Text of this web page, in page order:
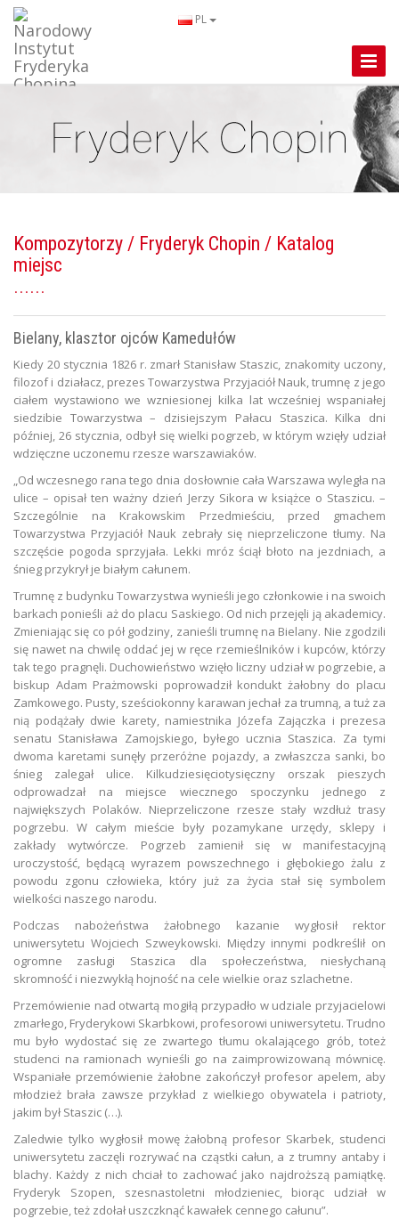
PL
Toggle
Kompozytorzy / Fryderyk Chopin / Katalog
miejsc
Bielany, klasztor ojców Kamedułów
Kiedy 20 stycznia 1826 r. zmarł Stanisław Staszic, znakomity uczony,
filozof i działacz, prezes Towarzystwa Przyjaciół Nauk, trumnę z jego
ciałem wystawiono we wzniesionej kilka lat wcześniej wspaniałej
siedzibie Towarzystwa – dzisiejszym Pałacu Staszica. Kilka dni
później, 26 stycznia, odbył się wielki pogrzeb, w którym wzięły udział
wdzięczne uczonemu rzesze warszawiaków.
„Od wczesnego rana tego dnia dosłownie cała Warszawa wyległa na
ulice – opisał ten ważny dzień Jerzy Sikora w książce o Staszicu. –
Szczególnie na Krakowskim Przedmieściu, przed gmachem
Towarzystwa Przyjaciół Nauk zebrały się nieprzeliczone tłumy. Na
szczęście pogoda sprzyjała. Lekki mróz ściął błoto na jezdniach, a
śnieg przykrył je białym całunem.
Trumnę z budynku Towarzystwa wynieśli jego członkowie i na swoich
barkach ponieśli aż do placu Saskiego. Od nich przejęli ją akademicy.
Zmieniając się co pół godziny, zanieśli trumnę na Bielany. Nie zgodzili
się nawet na chwilę oddać jej w ręce rzemieślników i kupców, którzy
tak tego pragnęli. Duchowieństwo wzięło liczny udział w pogrzebie, a
biskup Adam Prażmowski poprowadził kondukt żałobny do placu
Zamkowego. Pusty, sześciokonny karawan jechał za trumną, a tuż za
nią podążały dwie karety, namiestnika Józefa Zajączka i prezesa
senatu Stanisława Zamojskiego, byłego ucznia Staszica. Za tymi
dwoma karetami sunęły przeróżne pojazdy, a zwłaszcza sanki, bo
śnieg zalegał ulice. Kilkudziesięciotysięczny orszak pieszych
odprowadzał na miejsce wiecznego spoczynku jednego z
największych Polaków. Nieprzeliczone rzesze stały wzdłuż trasy
pogrzebu. W całym mieście były pozamykane urzędy, sklepy i
zakłady wytwórcze. Pogrzeb zamienił się w manifestacyjną
uroczystość, będącą wyrazem powszechnego i głębokiego żalu z
powodu zgonu człowieka, który już za życia stał się symbolem
wielkości naszego narodu.
Podczas nabożeństwa żałobnego kazanie wygłosił rektor
uniwersytetu Wojciech Szweykowski. Między innymi podkreślił on
ogromne zasługi Staszica dla społeczeństwa, niesłychaną
skromność i niezwykłą hojność na cele wielkie oraz szlachetne.
Przemówienie nad otwartą mogiłą przypadło w udziale przyjacielowi
zmarłego, Fryderykowi Skarbkowi, profesorowi uniwersytetu. Trudno
mu było wydostać się ze zwartego tłumu okalającego grób, toteż
studenci na ramionach wynieśli go na zaimprowizowaną mównicę.
Wspaniałe przemówienie żałobne zakończył profesor apelem, aby
młodzież brała zawsze przykład z wielkiego obywatela i patrioty,
jakim był Staszic (…).
Zaledwie tylko wygłosił mowę żałobną profesor Skarbek, studenci
uniwersytetu zaczęli rozrywać na cząstki całun, a z trumny antaby i
blachy. Każdy z nich chciał to zachować jako najdroższą pamiątkę.
Fryderyk Szopen, szesnastoletni młodzieniec, biorąc udział w
pogrzebie, też zdołał uszczknąć kawałek cennego całunu”.